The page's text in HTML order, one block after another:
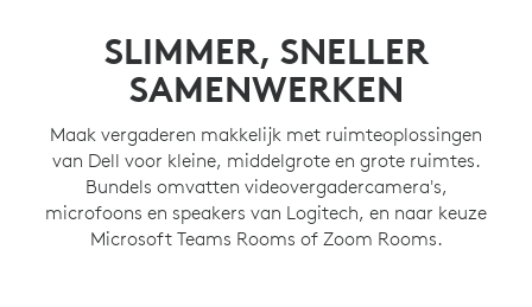
SLIMMER, SNELLER
SAMENWERKEN
Maak vergaderen makkelijk met ruimteoplossingen
van Dell voor kleine, middelgrote en grote ruimtes.
Bundels omvatten videovergadercamera's,
microfoons en speakers van Logitech, en naar keuze
Microsoft Teams Rooms of Zoom Rooms.